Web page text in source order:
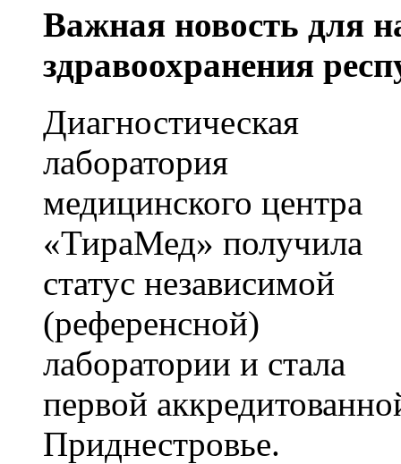
Важная новость для
здравоохранения
Диагностическая
лаборатория
медицинского центра
«ТираМед» получила
статус независимой
(референсной)
лаборатории и стала
первой
Приднестровье.